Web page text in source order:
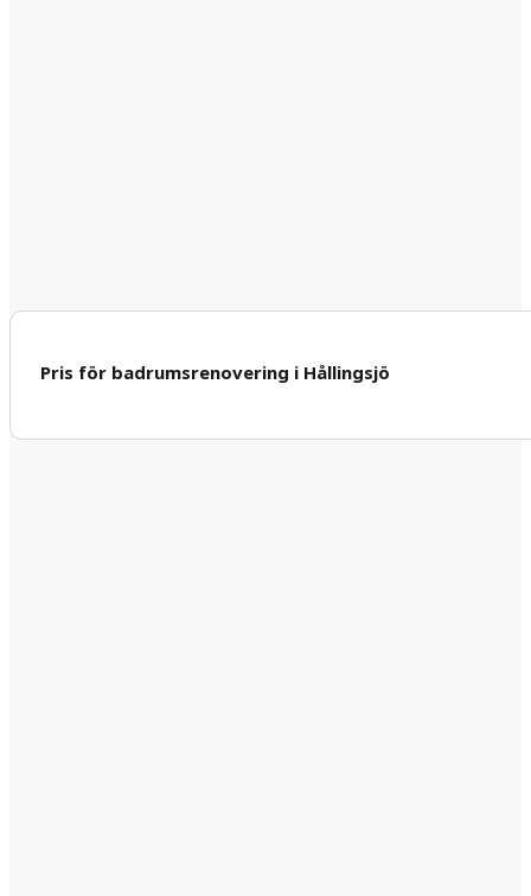
Pris för badrumsrenovering i Hållingsjö